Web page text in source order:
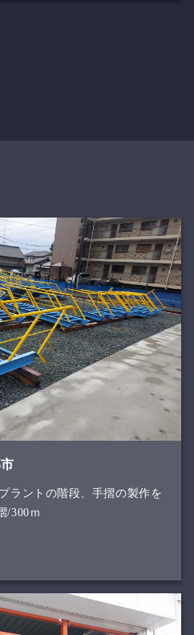
ラントの階段、手摺の製作を
/300ｍ